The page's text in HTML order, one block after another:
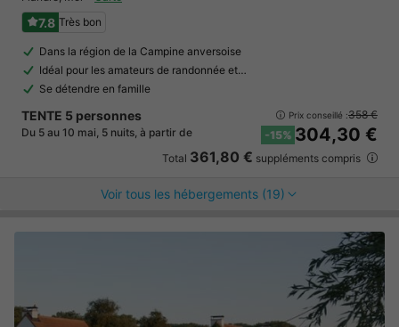
7.8 Très bon
Dans la région de la Campine anversoise
Idéal pour les amateurs de randonnée et…
Se détendre en famille
TENTE 5 personnes
Du 5 au 10 mai, 5 nuits, à partir de
Prix conseillé :358 €
-15% 304,30 €
Total 361,80 € suppléments compris
Voir tous les hébergements (19)